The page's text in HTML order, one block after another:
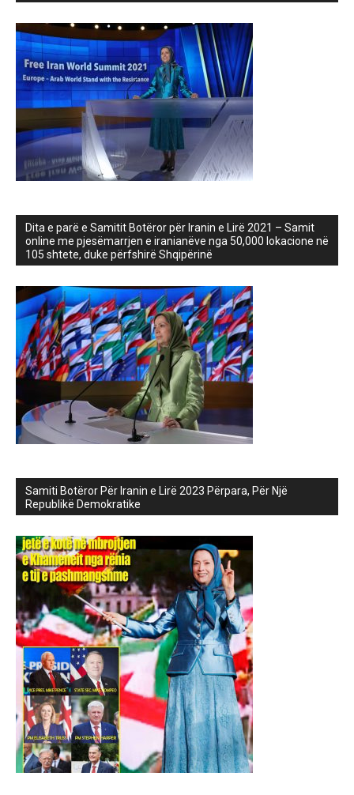
Dita e parë e Samitit Botëror për Iranin e Lirë 2021 – Samit
online me pjesëmarrjen e iranianëve nga 50,000 lokacione në
105 shtete, duke përfshirë Shqipërinë
Samiti Botëror Për Iranin e Lirë 2023 Përpara, Për Një
Republikë Demokratike